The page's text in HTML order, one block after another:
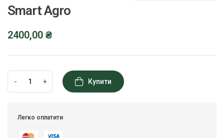
Smart Agro
2400,00 ₴
- + Купити
Легко оплатити